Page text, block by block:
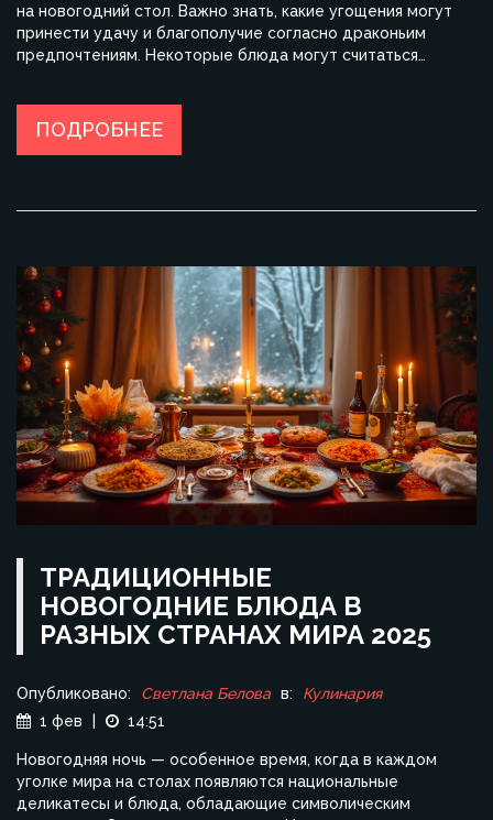
на новогодний стол. Важно знать, какие угощения могут
принести удачу и благополучие согласно драконьим
предпочтениям. Некоторые блюда могут считаться
меню, чтобы угодить мифическому существу.
ПОДРОБНЕЕ
ТРАДИЦИОННЫЕ
НОВОГОДНИЕ БЛЮДА В
РАЗНЫХ СТРАНАХ МИРА 2025
Опубликовано: Светлана Белова в:
Кулинария
1 фев
14:51
Новогодняя ночь — особенное время, когда в каждом
уголке мира на столах появляются национальные
деликатесы и блюда, обладающие символическим